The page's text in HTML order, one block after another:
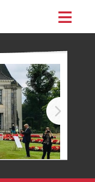
assortiment
bestellen
contact